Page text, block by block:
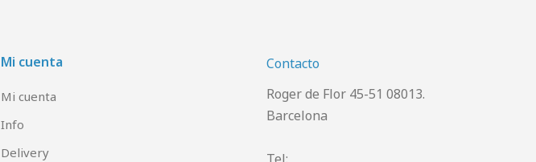
Mi cuenta
Mi cuenta
Info
Delivery
Contacto
Roger de Flor 45-51 08013.
Barcelona